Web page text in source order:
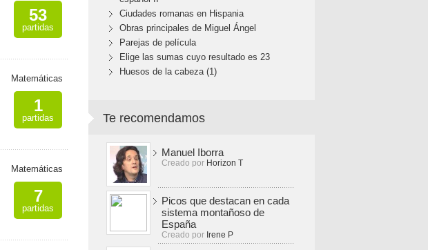
53
partidas
Matemáticas
1
partidas
Matemáticas
7
partidas
Ciudades romanas en Hispania
Obras principales de Miguel Ángel
Parejas de película
Elige las sumas cuyo resultado es 23
Huesos de la cabeza (1)
Te recomendamos
Manuel Iborra
Creado por Horizon T
Picos que destacan en cada
sistema montañoso de
España
Creado por Irene P